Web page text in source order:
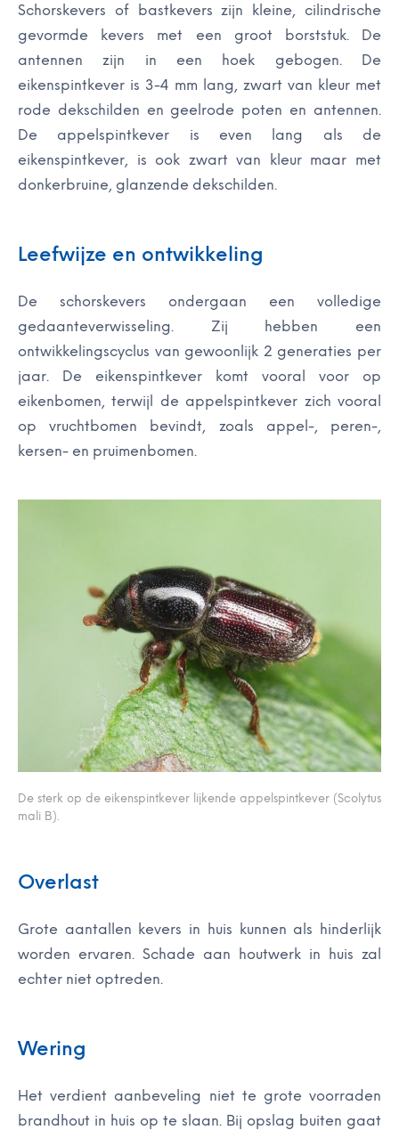
Schorskevers of bastkevers zijn kleine, cilindrische
gevormde kevers met een groot borststuk. De
antennen zijn in een hoek gebogen. De
eikenspintkever is 3-4 mm lang, zwart van kleur met
rode dekschilden en geelrode poten en antennen.
De appelspintkever is even lang als de
eikenspintkever, is ook zwart van kleur maar met
donkerbruine, glanzende dekschilden.
Leefwijze en ontwikkeling
De schorskevers ondergaan een volledige
gedaanteverwisseling. Zij hebben een
ontwikkelingscyclus van gewoonlijk 2 generaties per
jaar. De eikenspintkever komt vooral voor op
eikenbomen, terwijl de appelspintkever zich vooral
op vruchtbomen bevindt, zoals appel-, peren-,
kersen- en pruimenbomen.
De sterk op de eikenspintkever lijkende appelspintkever (Scolytus
mali B).
Overlast
Grote aantallen kevers in huis kunnen als hinderlijk
worden ervaren. Schade aan houtwerk in huis zal
echter niet optreden.
Wering
Het verdient aanbeveling niet te grote voorraden
brandhout in huis op te slaan. Bij opslag buiten gaat